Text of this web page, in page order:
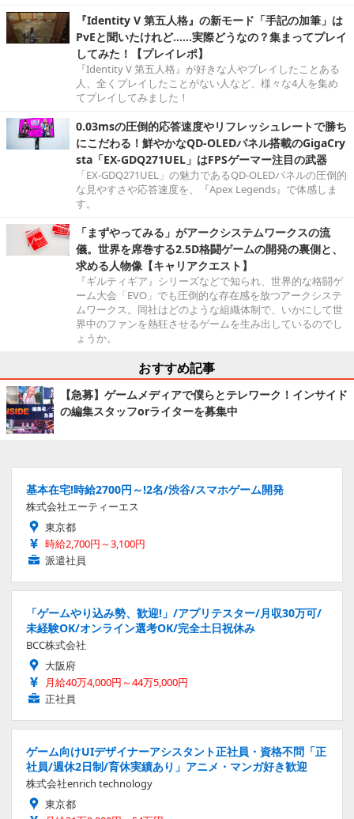
『Identity V 第五人格』の新モード「手記の加筆」は
PvEと聞いたけれど……実際どうなの？集まってプレイ
してみた！【プレイレポ】
『Identity V 第五人格』が好きな人やプレイしたことある
人、全くプレイしたことがない人など、様々な4人を集め
てプレイしてみました！
0.03msの圧倒的応答速度やリフレッシュレートで勝ち
にこだわる！鮮やかなQD-OLEDパネル搭載のGigaCry
sta「EX-GDQ271UEL」はFPSゲーマー注目の武器
「EX-GDQ271UEL」の魅力であるQD-OLEDパネルの圧倒的
な見やすさや応答速度を、『Apex Legends』で体感しま
す。
「まずやってみる」がアークシステムワークスの流
儀。世界を席巻する2.5D格闘ゲームの開発の裏側と、
求める人物像【キャリアクエスト】
『ギルティギア』シリーズなどで知られ、世界的な格闘ゲ
ーム大会「EVO」でも圧倒的な存在感を放つアークシステ
ムワークス。同社はどのような組織体制で、いかにして世
界中のファンを熱狂させるゲームを生み出しているのでし
ょうか。
おすすめ記事
【急募】ゲームメディアで僕らとテレワーク！インサイド
の編集スタッフorライターを募集中
基本在宅!時給2700円～!2名/渋谷/スマホゲーム開発
株式会社エーティーエス
東京都
時給2,700円～3,100円
派遣社員
「ゲームやり込み勢、歓迎!」/アプリテスター/月収30万可/
未経験OK/オンライン選考OK/完全土日祝休み
BCC株式会社
大阪府
月給40万4,000円～44万5,000円
正社員
ゲーム向けUIデザイナーアシスタント正社員・資格不問「正
社員/週休2日制/育休実績あり」アニメ・マンガ好き歓迎
株式会社enrich technology
東京都